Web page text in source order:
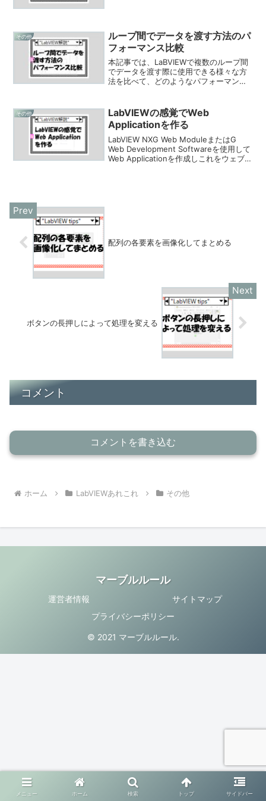
ズ方法を扱っています。
その他
ループ間でデータを渡す方法のパ
フォーマンス比較
本記事では、LaBVIEWで複数のループ間
でデータを渡す際に使用できる様々な方
法を比べて、どのようなパフォーマンス
その他
LabVIEWの感覚でWeb
Applicationを作る
LabVIEW NXG Web ModuleまたはG
Web Development Softwareを使用して
Web Applicationを作成しこれをウェブブ
配列の各要素を画像化してまとめる
ボタンの長押しによって処理を変える
コメント
コメントを書き込む
ホーム LabVIEWあれこれ その他
マーブルルール
運営者情報
サイトマップ
プライバシーポリシー
© 2021 マーブルルール.
メニュー ホーム 検索 トップ サイドバー